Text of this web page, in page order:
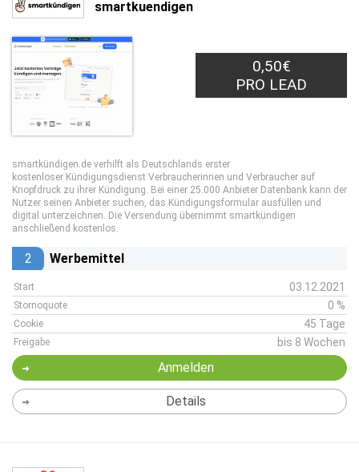
smartkuendigen
0,50€
PRO LEAD
smartkündigen.de verhilft als Deutschlands erster
kostenloser Kündigungsdienst Verbraucherinnen und Verbraucher auf
Knopfdruck zu ihrer Kündigung. Bei einer 25.000 Anbieter Datenbank kann der
Nutzer seinen Anbieter suchen, das Kündigungsformular ausfüllen und
digital unterzeichnen. Die Versendung übernimmt smartkündigen
anschließend kostenlos.
2 Werbemittel
Start 03.12.2021
Stornoquote 0 %
Cookie 45 Tage
Freigabe bis 8 Wochen
Anmelden
Details